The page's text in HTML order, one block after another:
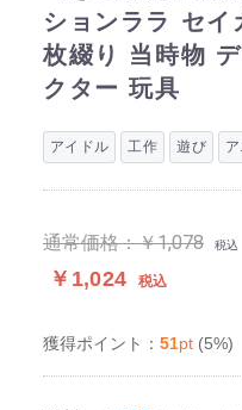
ションララ セ
枚綴り 当時物
クター 玩具
アイドル 工作 遊び
通常価格：￥1,078 税込
￥1,024 税込
獲得ポイント： 51pt (5%)